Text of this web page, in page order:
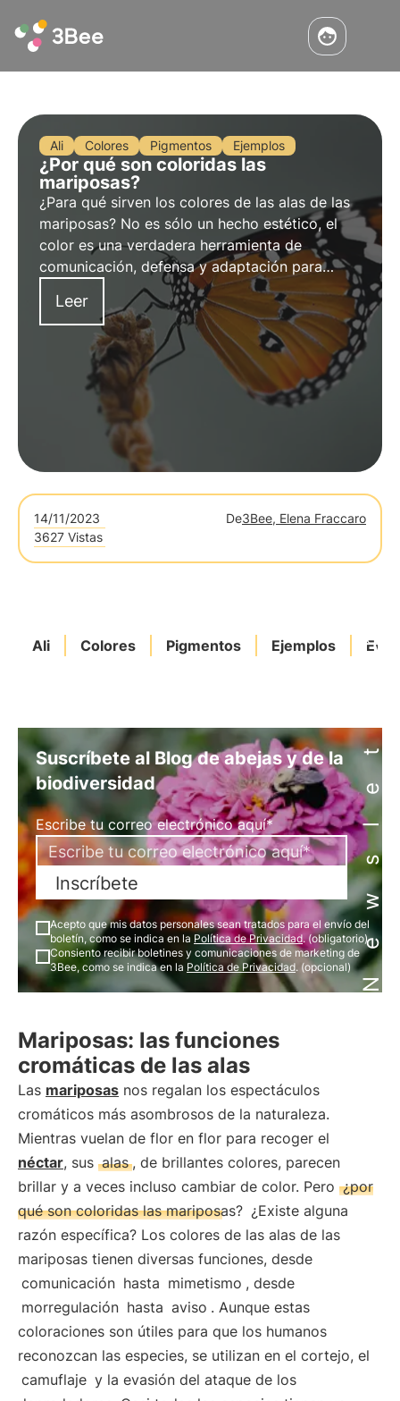
Ali Colores Pigmentos Ejemplos
¿Por qué son coloridas las
mariposas?
¿Para qué sirven los colores de las alas de las
mariposas? No es sólo un hecho estético, el
color es una verdadera herramienta de
comunicación, defensa y adaptación para
estos insectos. Profundizamos en este tema en
este artículo.
Leer
14/11/2023 De3Bee, Elena Fraccaro
3627 Vistas
Ali Colores Pigmentos Ejemplos Newsletter
Suscríbete al Blog de abejas y de la
biodiversidad
Escribe tu correo electrónico aquí*
Inscríbete
Acepto que mis datos personales sean tratados para el envío del
boletín, como se indica en la Política de Privacidad. (obligatorio)
Consiento recibir boletines y comunicaciones de marketing de
3Bee, como se indica en la Política de Privacidad. (opcional)
Mariposas: las funciones
cromáticas de las alas
Las mariposas nos regalan los espectáculos
cromáticos más asombrosos de la naturaleza.
Mientras vuelan de flor en flor para recoger el
néctar, sus alas , de brillantes colores, parecen
brillar y a veces incluso cambiar de color. Pero ¿por
qué son coloridas las mariposas? ¿Existe alguna
razón específica? Los colores de las alas de las
mariposas tienen diversas funciones, desde
comunicación hasta mimetismo , desde
morregulación hasta aviso . Aunque estas
coloraciones son útiles para que los humanos
reconozcan las especies, se utilizan en el cortejo, el
camuflaje y la evasión del ataque de los